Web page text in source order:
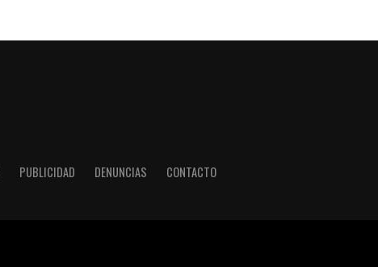
PUBLICIDAD DENUNCIAS CONTACTO